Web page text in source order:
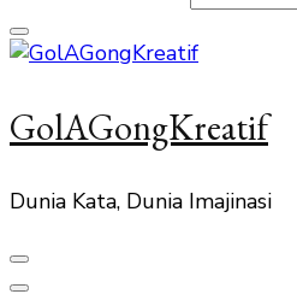
GolAGongKreatif
Dunia Kata, Dunia Imajinasi